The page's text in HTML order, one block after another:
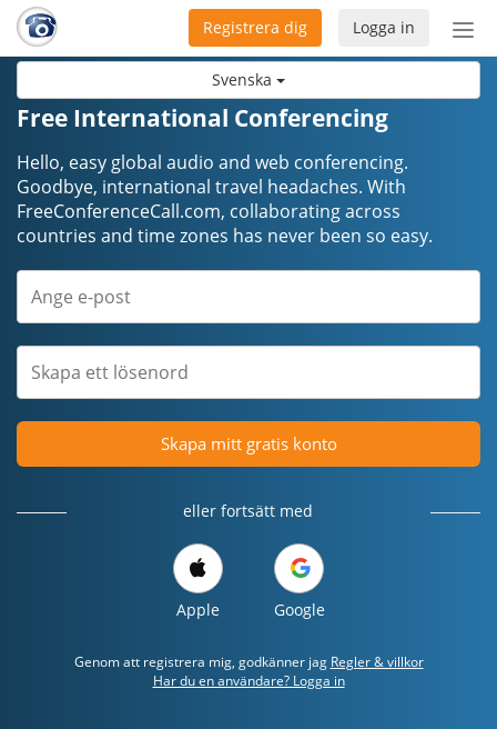
Svenska
Logga in
Registrera dig
Free International Conferencing
Hello, easy global audio and web conferencing.
Goodbye, international travel headaches. ​​​​​​​With
FreeConferenceCall.com, collaborating across
countries and time zones has never been so easy.
Skapa mitt gratis konto
eller fortsätt med
Apple Google
Genom att registrera mig, godkänner jag Regler & villkor
Har du en användare? Logga in